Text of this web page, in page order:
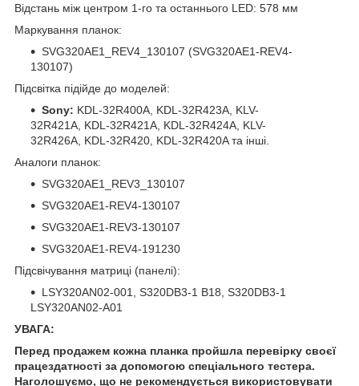
Відстань між центром 1-го та останнього LED: 578 мм
Маркування планок:
SVG320AE1_REV4_130107 (SVG320AE1-REV4-
130107)
Підсвітка підійде до моделей:
Sony: KDL-32R400A, KDL-32R423A, KLV-
32R421A, KDL-32R421A, KDL-32R424A, KLV-
32R426A, KDL-32R420, KDL-32R420A та інші.
Аналоги планок:
SVG320AE1_REV3_130107
SVG320AE1-REV4-130107
SVG320AE1-REV3-130107
SVG320AE1-REV4-191230
Підсвічування матриці (панелі):
LSY320AN02-001, S320DB3-1 B18, S320DB3-1
LSY320AN02-A01
УВАГА:
Перед продажем кожна планка пройшла перевірку своєї
працездатності за допомогою спеціального тестера.
Наголошуємо, що не рекомендується використовувати